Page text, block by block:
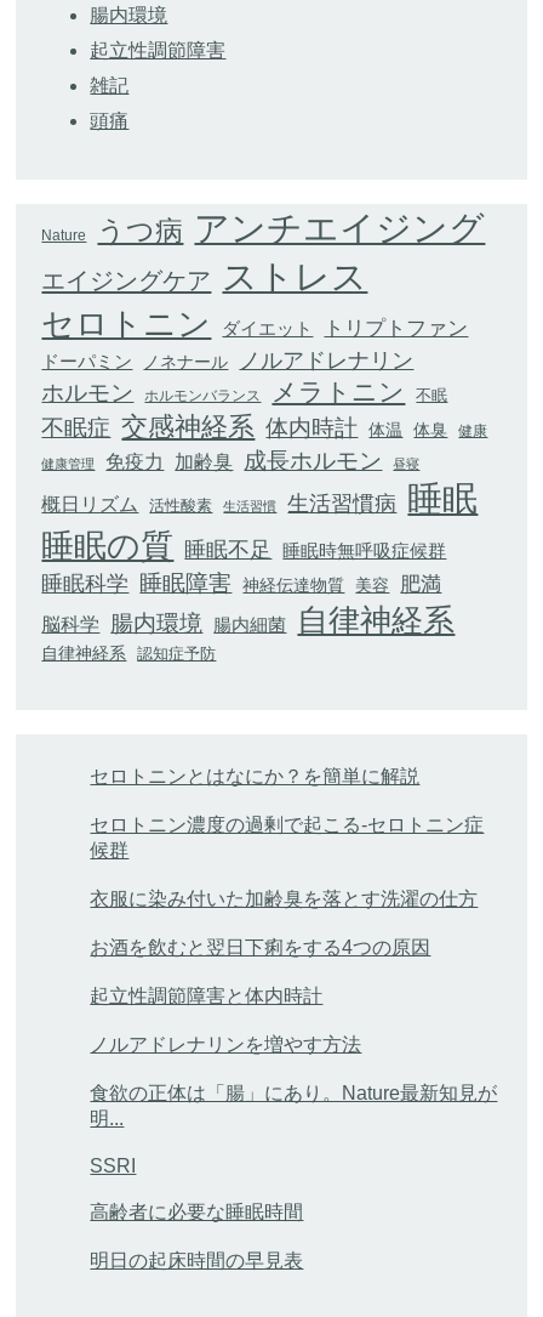
腸内環境
起立性調節障害
雑記
頭痛
Nature うつ病 アンチエイジング
エイジングケア ストレス
セロトニン ダイエット トリプトファン
ドーパミン ノネナール ノルアドレナリン
ホルモン ホルモンバランス メラトニン 不眠
不眠症 交感神経系 体内時計 体温 体臭 健康
健康管理 免疫力 加齢臭 成長ホルモン 昼寝
概日リズム 活性酸素 生活習慣 生活習慣病 睡眠
睡眠の質 睡眠不足 睡眠時無呼吸症候群
睡眠科学 睡眠障害 神経伝達物質 美容 肥満
脳科学 腸内環境 腸内細菌 自律神経系
自律神経系 認知症予防
セロトニンとはなにか？を簡単に解説
セロトニン濃度の過剰で起こる-セロトニン症
候群
衣服に染み付いた加齢臭を落とす洗濯の仕方
お酒を飲むと翌日下痢をする4つの原因
起立性調節障害と体内時計
ノルアドレナリンを増やす方法
食欲の正体は「腸」にあり。Nature最新知見が
明...
SSRI
高齢者に必要な睡眠時間
明日の起床時間の早見表